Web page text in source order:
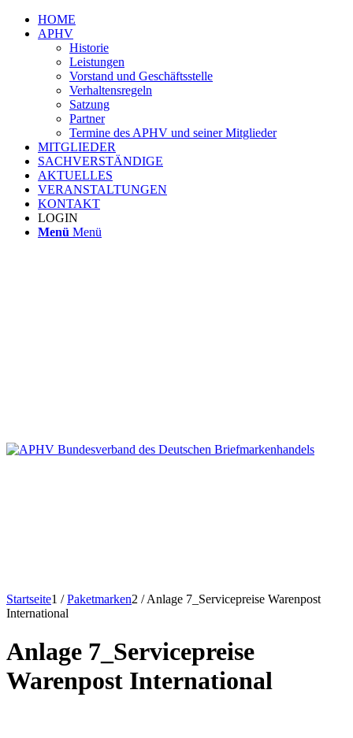
HOME
APHV
Historie
Leistungen
Vorstand und Geschäftsstelle
Verhaltensregeln
Satzung
Partner
Termine des APHV und seiner Mitglieder
MITGLIEDER
SACHVERSTÄNDIGE
AKTUELLES
VERANSTALTUNGEN
KONTAKT
LOGIN
Menü Menü
Startseite1 / Paketmarken2 / Anlage 7_Servicepreise Warenpost
International
Anlage 7_Servicepreise
Warenpost International